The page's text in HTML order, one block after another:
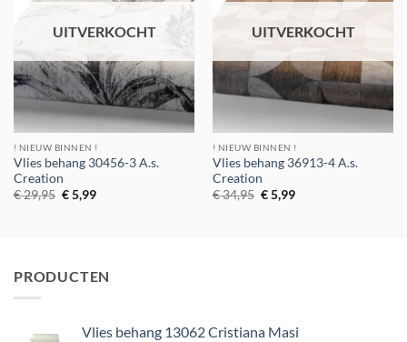
UITVERKOCHT
! NIEUW BINNEN !
Vlies behang 30456-3 A.s.
Creation
€29,95 Oorspronkelijke
prijs
€5,99Huidige
UITVERKOCHT
! NIEUW BINNEN !
Vlies behang 36913-4 A.s.
Creation
€34,95 Oorspronkelijke
prijs
€5,99Huidige
PRODUCTEN
Vlies behang 13062 Cristiana Masi